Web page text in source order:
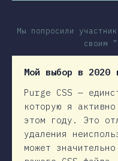
Мы попросили
своим
Мой выбор в 2020
Purge CSS —
которую я
этом году. Это
удаления
может